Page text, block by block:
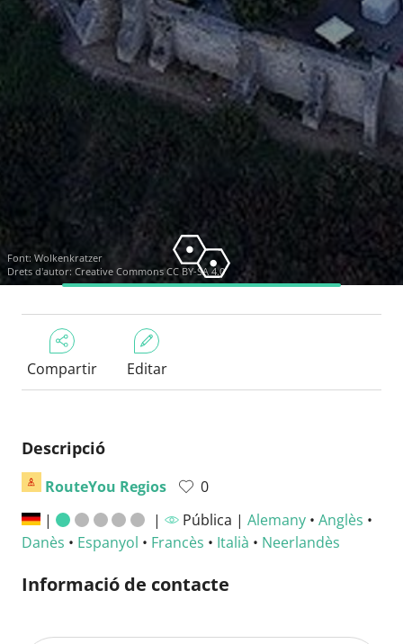
Font: Wolkenkratzer
Drets d'autor: Creative Commons CC BY-SA 4.0
Compartir Editar
Descripció
RouteYou Regios
0
|
| Pública | Alemany• Anglès •
Danès • Espanyol • Francès • Italià • Neerlandès
Informació de contacte